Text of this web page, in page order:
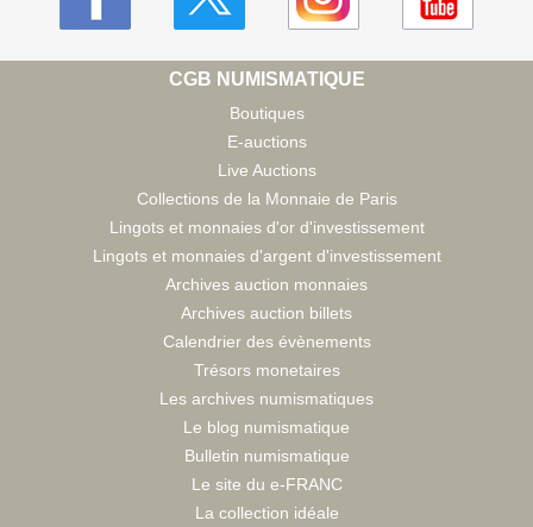
CGB NUMISMATIQUE
Boutiques
E-auctions
Live Auctions
Collections de la Monnaie de Paris
Lingots et monnaies d'or d'investissement
Lingots et monnaies d'argent d'investissement
Archives auction monnaies
Archives auction billets
Calendrier des évènements
Trésors monetaires
Les archives numismatiques
Le blog numismatique
Bulletin numismatique
Le site du e-FRANC
La collection idéale